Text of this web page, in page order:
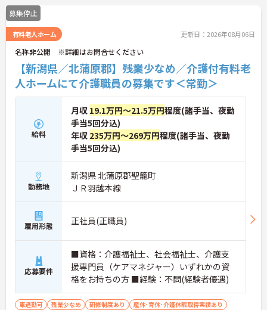
募集停止
有料老人ホーム 更新日：2026年08月06日
名称非公開 ※詳細はお問合せください
【新潟県／北蒲原郡】残業少なめ／介護付有料老
人ホームにて介護職員の募集です＜常勤＞
給料
月収 19.1万円～21.5万円程度(諸手当、夜勤
手当5回分込)
年収 235万円～269万円程度(諸手当、夜勤
手当5回分込)
勤務地
新潟県 北蒲原郡聖籠町
ＪＲ羽越本線
雇用形態 正社員(正職員)
応募要件
■資格：介護福祉士、社会福祉士、介護支
援専門員（ケアマネジャー）いずれかの資
格をお持ちの方 ■経験：不問(経験者優遇)
車通勤可 残業少なめ 研修制度あり
産休･育休･介護休暇取得実績あり